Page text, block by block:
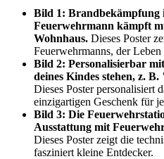
Bild 1: Brandbekämpfung
Feuerwehrmann kämpft
Wohnhaus. Dieses Poster
Feuerwehrmanns, der
Bild 2: Personalisierbar
deines Kindes stehen, z.
Dieses Poster personalisiert
einzigartigen Geschenk für
Bild 3: Die
Ausstattung mit
Dieses Poster zeigt die
fasziniert kleine Entdecker.